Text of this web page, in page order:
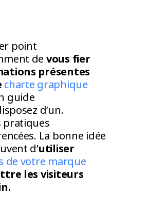
point
de vous fier
présentes
charte graphique
guide
d’un.
pratiques
La bonne idée
d’utiliser
de votre marque
les visiteurs